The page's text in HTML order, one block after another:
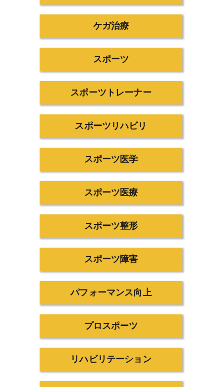
ケガ治療
スポーツ
スポーツトレーナー
スポーツリハビリ
スポーツ医学
スポーツ医療
スポーツ整形
スポーツ障害
パフォーマンス向上
プロスポーツ
リハビリテーション